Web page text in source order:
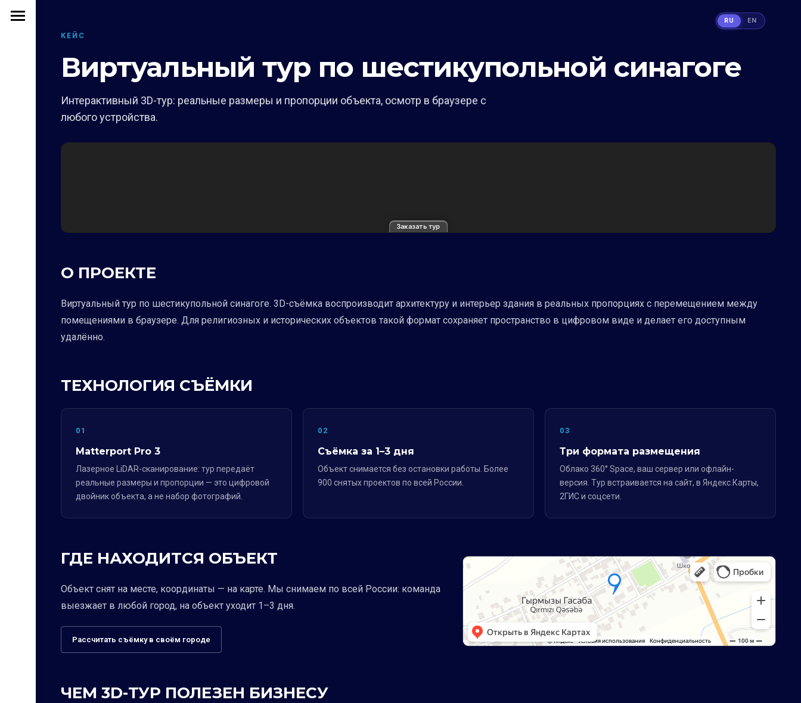
КЕЙС
Виртуальный тур по шестикупольной синагоге
Интерактивный 3D-тур: реальные размеры и пропорции объекта, осмотр в браузере с
любого устройства.
Заказать тур
О ПРОЕКТЕ
Виртуальный тур по шестикупольной синагоге. 3D-съёмка воспроизводит архитектуру и интерьер здания в реальных пропорциях с перемещением между
помещениями в браузере. Для религиозных и исторических объектов такой формат сохраняет пространство в цифровом виде и делает его доступным
удалённо.
ТЕХНОЛОГИЯ СЪЁМКИ
01
Matterport Pro 3
Лазерное LiDAR-сканирование: тур передаёт
реальные размеры и пропорции — это цифровой
двойник объекта, а не набор фотографий.
02
Съёмка за 1–3 дня
Объект снимается без остановки работы. Более
900 снятых проектов по всей России.
03
Три формата размещения
Облако 360° Space, ваш сервер или офлайн-
версия. Тур встраивается на сайт, в Яндекс.Карты,
2ГИС и соцсети.
ГДЕ НАХОДИТСЯ ОБЪЕКТ
Объект снят на месте, координаты — на карте. Мы снимаем по всей России: команда
выезжает в любой город, на объект уходит 1–3 дня.
Рассчитать съёмку в своём городе
ЧЕМ 3D-ТУР ПОЛЕЗЕН БИЗНЕСУ
RU EN